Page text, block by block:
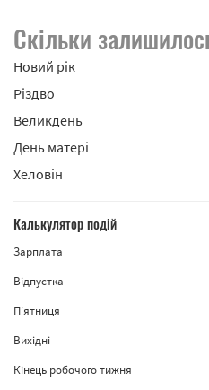
Скільки
Новий рік
Різдво
Великдень
День матері
Хеловін
Калькулятор подій
Зарплата
Відпустка
П'ятниця
Вихідні
Кінець робочого тижня